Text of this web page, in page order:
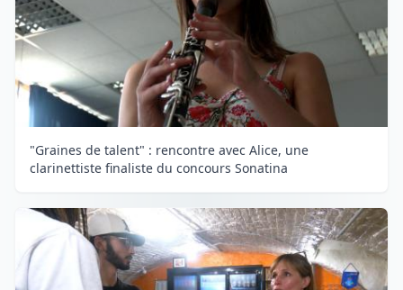
"Graines de talent" : rencontre avec Alice, une
clarinettiste finaliste du concours Sonatina